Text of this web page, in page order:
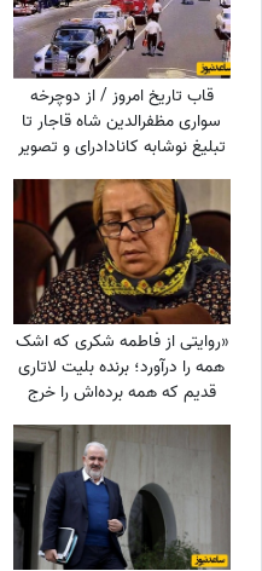
قاب تاریخ امروز / از دوچرخه
سواری مظفرالدین شاه قاجار تا
تبلیغ نوشابه ‌کانادادرای و تصویر
دیده نشده از جردن که کم از
لس‌آنجلس نداره + عکس
«روایتی از فاطمه شکری که اشک
همه را درآورد؛ برنده بلیت لاتاری
قدیم که همه برده‌اش را خرج
دیگران کرد، اکنون بی‌مهری
می‌بیند!»